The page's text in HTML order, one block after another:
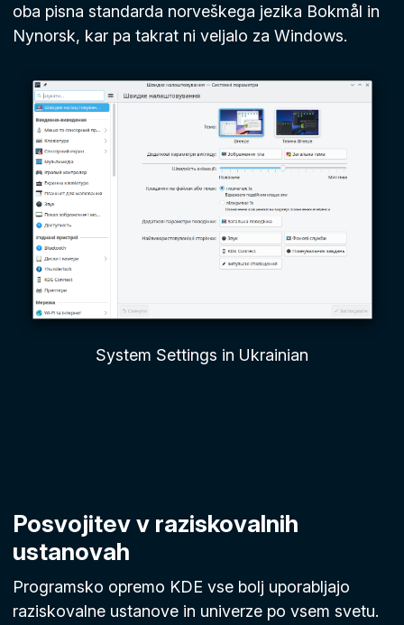
oba pisna standarda norveškega jezika Bokmål in
Nynorsk, kar pa takrat ni veljalo za Windows.
System Settings in Ukrainian
Posvojitev v raziskovalnih
ustanovah
Programsko opremo KDE vse bolj uporabljajo
raziskovalne ustanove in univerze po vsem svetu.